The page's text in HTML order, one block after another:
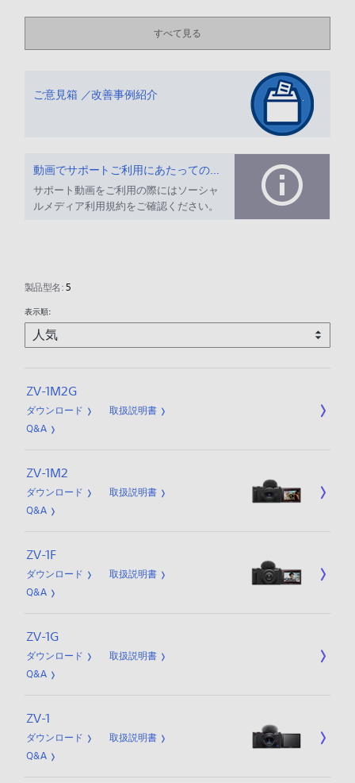
すべて見る
ご意見箱 ／改善事例紹介
動画でサポートご利用にあたってのお願い
サポート動画をご利用の際にはソーシャ
ルメディア利用規約をご確認ください。
製品型名:5
表示順:
ZV-1M2G
ダウンロード
取扱説明書
Q&A
ZV-1M2
ダウンロード
取扱説明書
Q&A
ZV-1F
ダウンロード
取扱説明書
Q&A
ZV-1G
ダウンロード
取扱説明書
Q&A
ZV-1
ダウンロード
取扱説明書
Q&A